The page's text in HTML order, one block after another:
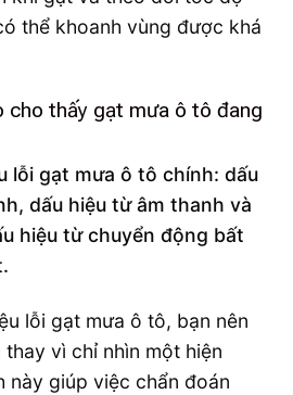
thể khoanh vùng được khá
cho thấy gạt mưa ô tô đang
lỗi gạt mưa ô tô chính: dấu
dấu hiệu từ âm thanh và
hiệu từ chuyển động bất
lỗi gạt mưa ô tô, bạn nên
vì chỉ nhìn một hiện
này giúp việc chẩn đoán